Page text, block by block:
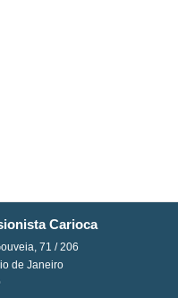
Carioca
71 / 206
de Janeiro